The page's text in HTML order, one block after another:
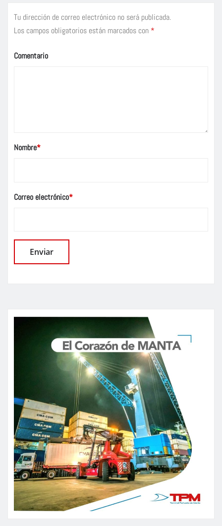
Tu dirección de correo electrónico no será publicada.
Los campos obligatorios están marcados con *
Comentario
Nombre*
Correo electrónico*